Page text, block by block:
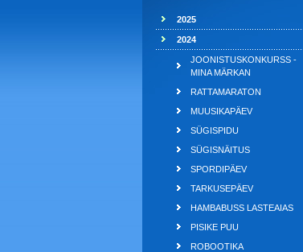
2025
2024
JOONISTUSKONKURSS -
MINA MÄRKAN
RATTAMARATON
MUUSIKAPÄEV
SÜGISPIDU
SÜGISNÄITUS
SPORDIPÄEV
TARKUSEPÄEV
HAMBABUSS LASTEAIAS
PISIKE PUU
ROBOOTIKA